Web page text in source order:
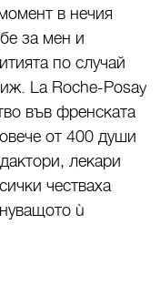
в нечия
за мен и
по случай
La Roche-Posay
във френската
от 400 души
лекари
честваха
ù